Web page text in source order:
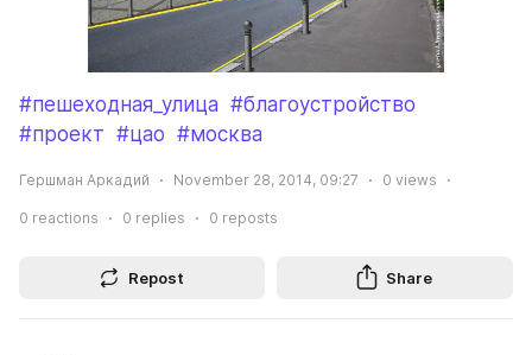
#пешеходная_улица #благоустройство
#проект #цао #москва
Гершман Аркадий November 28, 2014, 09:27 0 views
0 reactions 0 replies 0 reposts
Repost Share